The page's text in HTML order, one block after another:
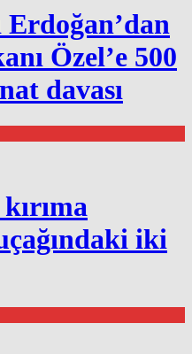
Özel’e 500
davası
iki